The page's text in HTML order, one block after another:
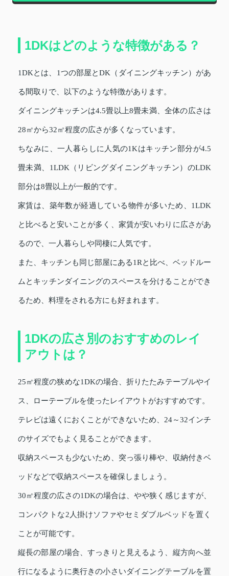
1DKはどのような特徴がある？
1DKとは、1つの部屋とDK（ダイニングキッチン）があ
る間取りで、以下のような特徴があります。
ダイニングキッチンは4.5畳以上8畳未満、全体の広さは
28㎡から32㎡程度の広さが多くなっています。
ちなみに、一人暮らしに人気の1Kはキッチン部分が4.5
畳未満、1LDK（リビングダイニングキッチン）のLDK
部分は8畳以上が一般的です。
家賃は、築年数が経過している物件が多いため、1LDK
と比べると安いことが多く、家賃が安いわりに広さがあ
るので、一人暮らしや同棲に人気です。
また、キッチンも同じ部屋にある1Rと比べ、ベッドルー
ムとキッチンダイニングのスペースを分けることができ
るため、料理をされる方にも好まれます。
1DKの広さ別のおすすめのレイ
アウトは？
25㎡程度の狭めな1DKの場合、折りたたみテーブルやイ
ス、ローテーブルを使ったレイアウトがおすすめです。
テレビは遠くにおくことができないため、24～32インチ
のサイズでもよく見ることができます。
収納スペースも少ないため、突っ張り棒や、収納付きベ
ッドなどで収納スペースを確保しましょう。
30㎡程度の広さの1DKの場合は、やや狭く感じますが、
コンパクトな2人掛けソファやセミダブルベッドを置く
ことが可能です。
縦長の部屋の場合、すっきりと見えるよう、縦方向へ並
行になるように奥行きの小さいダイニングテーブルを置